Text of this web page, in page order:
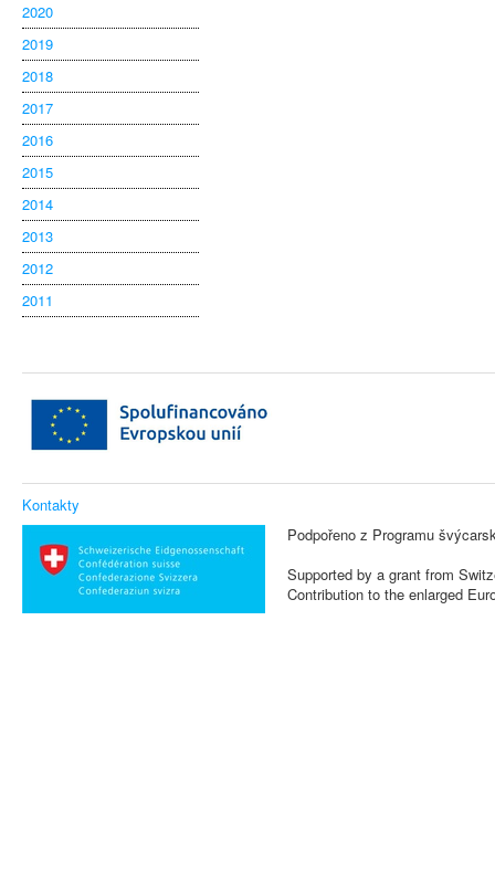
2020
2019
2018
2017
2016
2015
2014
2013
2012
2011
Kontakty
Podpořeno z Programu
Supported by a grant from
Contribution to the enlarged